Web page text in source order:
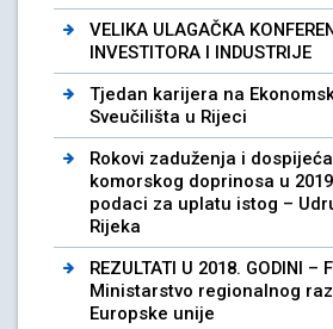
VELIKA ULAGAČKA
INVESTITORA I INDUSTRIJE
Tjedan karijera na
Sveučilišta u Rijeci
Rokovi zaduženja i
komorskog doprinosa u
podaci za uplatu istog –
Rijeka
REZULTATI U 2018. GODINI –
Ministarstvo regionalnog
Europske unije